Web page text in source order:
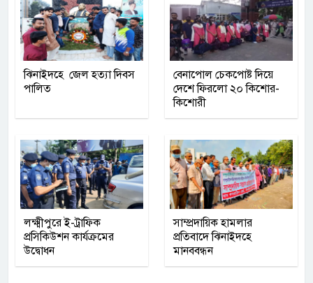
ঝিনাইদহে জেল হত্যা দিবস
পালিত
বেনাপোল চেকপোষ্ট দিয়ে
দেশে ফিরলো ২০ কিশোর-
কিশোরী
লক্ষ্মীপুরে ই-ট্রাফিক
প্রসিকিউশন কার্যক্রমের
উদ্বোধন
সাম্প্রদায়িক হামলার
প্রতিবাদে ঝিনাইদহে
মানববন্ধন